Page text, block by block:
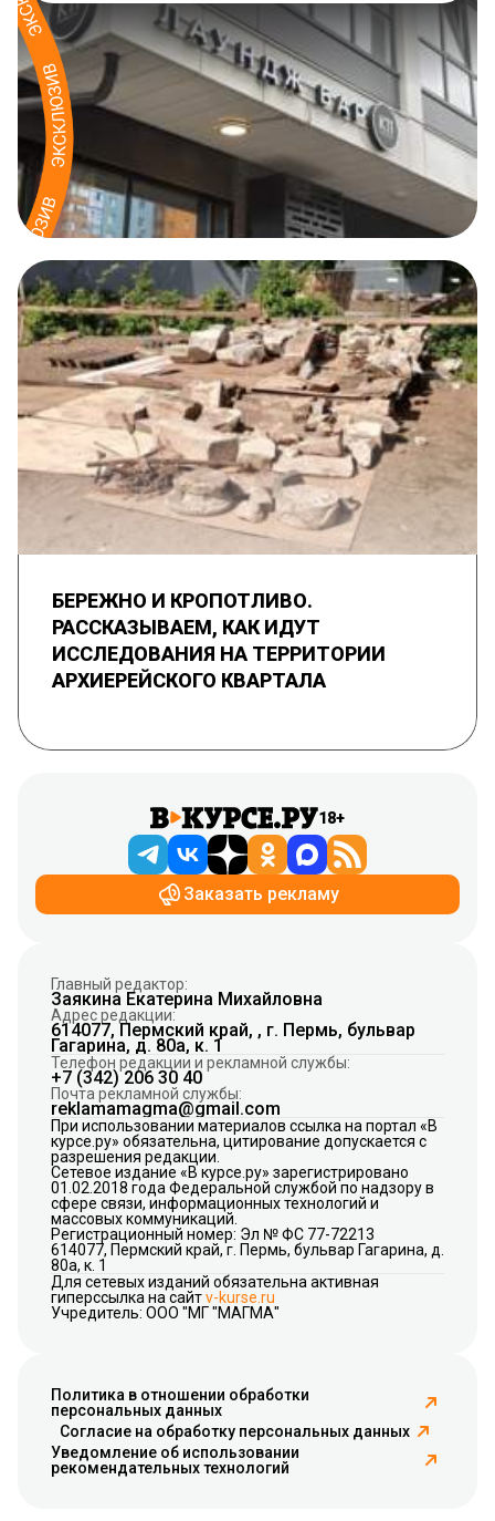
БЕРЕЖНО И КРОПОТЛИВО.
РАССКАЗЫВАЕМ, КАК ИДУТ
ИССЛЕДОВАНИЯ НА ТЕРРИТОРИИ
АРХИЕРЕЙСКОГО КВАРТАЛА
18+
Заказать рекламу
Главный редактор:
Заякина Екатерина Михайловна
Адрес редакции:
614077, Пермский край, , г. Пермь, бульвар
Гагарина, д. 80а, к. 1
Телефон редакции и рекламной службы:
+7 (342) 206 30 40
Почта рекламной службы:
reklamamagma@gmail.com
При использовании материалов ссылка на портал «В
курсе.ру» обязательна, цитирование допускается с
разрешения редакции.
Сетевое издание «В курсе.ру» зарегистрировано
01.02.2018 года Федеральной службой по надзору в
сфере связи, информационных технологий и
массовых коммуникаций.
Регистрационный номер: Эл № ФС 77-72213
614077, Пермский край, г. Пермь, бульвар Гагарина, д.
80а, к. 1
Для сетевых изданий обязательна активная
гиперссылка на сайтv-kurse.ru
Учредитель: ООО "МГ "МАГМА"
Политика в отношении обработки
персональных данных
Согласие на обработку персональных данных
Уведомление об использовании
рекомендательных технологий